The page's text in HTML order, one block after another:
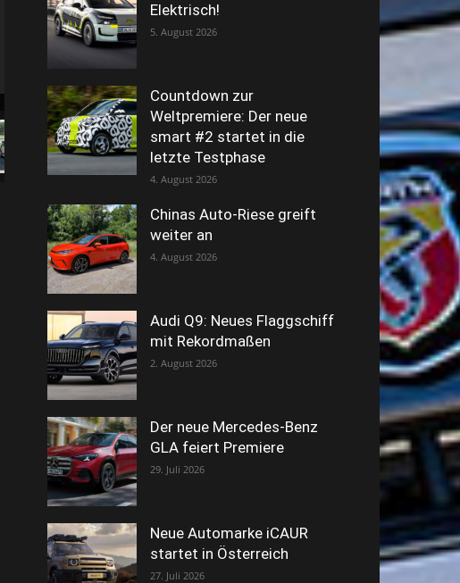
Elektrisch!
5. August 2026
Countdown zur
Weltpremiere: Der neue
smart #2 startet in die
letzte Testphase
4. August 2026
Chinas Auto-Riese greift
weiter an
4. August 2026
Audi Q9: Neues Flaggschiff
mit Rekordmaßen
2. August 2026
Der neue Mercedes-Benz
GLA feiert Premiere
29. Juli 2026
Neue Automarke iCAUR
startet in Österreich
27. Juli 2026